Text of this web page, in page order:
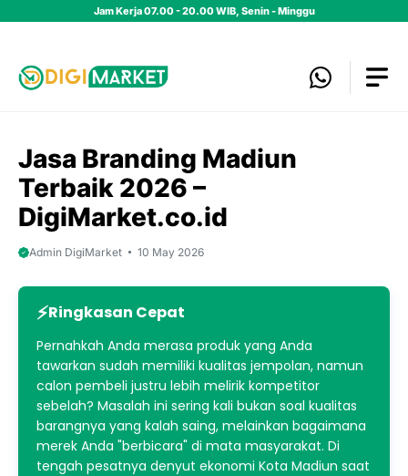
Jam Kerja 07.00 - 20.00 WIB, Senin - Minggu
Jasa Branding Madiun
Terbaik 2026 –
DigiMarket.co.id
Admin DigiMarket 10 May 2026
Ringkasan Cepat
Pernahkah Anda merasa produk yang Anda
tawarkan sudah memiliki kualitas jempolan, namun
calon pembeli justru lebih melirik kompetitor
sebelah? Masalah ini sering kali bukan soal kualitas
barangnya yang kalah saing, melainkan bagaimana
merek Anda "berbicara" di mata masyarakat. Di
tengah pesatnya denyut ekonomi Kota Madiun saat